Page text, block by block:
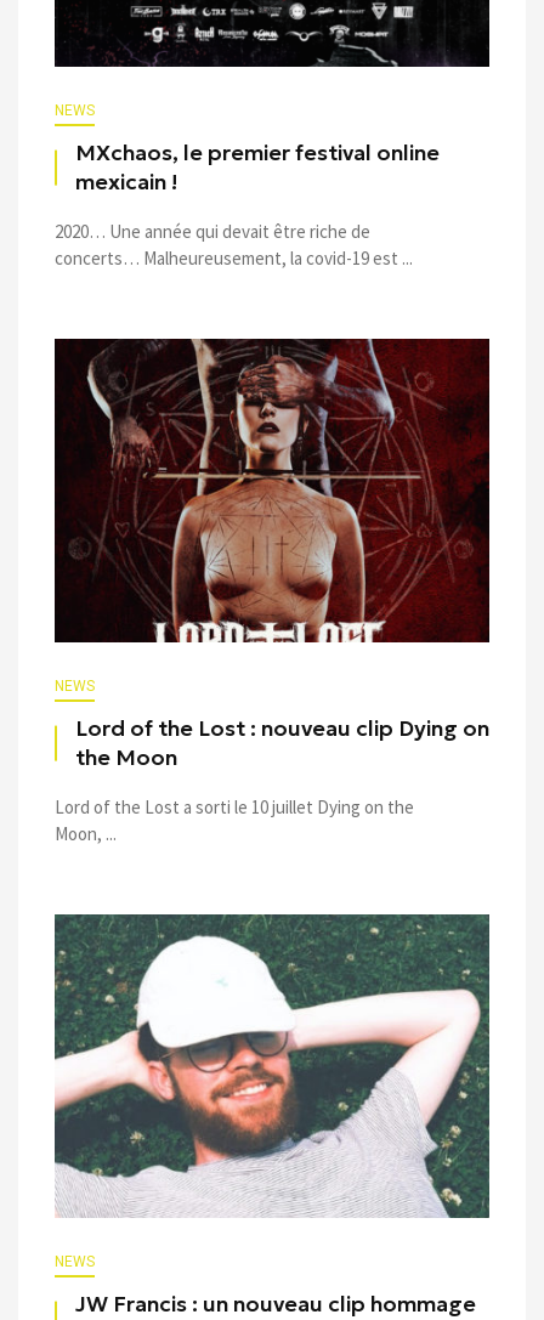
NEWS
MXchaos, le premier festival online
mexicain !
2020… Une année qui devait être riche de
concerts… Malheureusement, la covid-19 est ...
NEWS
Lord of the Lost : nouveau clip Dying on
the Moon
Lord of the Lost a sorti le 10 juillet Dying on the
Moon, ...
NEWS
JW Francis : un nouveau clip hommage